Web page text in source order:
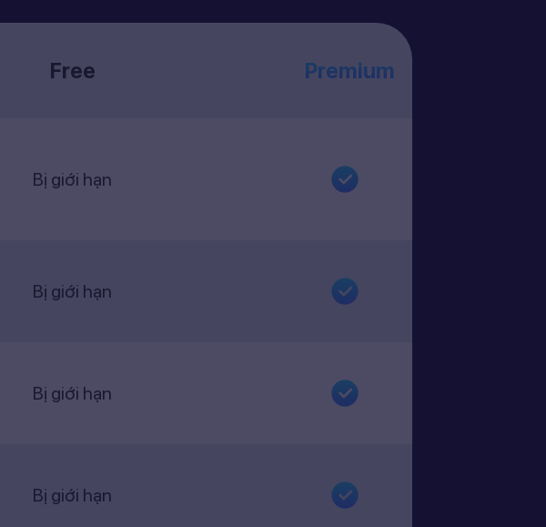
Free Premium
Bị giới hạn
Bị giới hạn
Bị giới hạn
Bị giới hạn